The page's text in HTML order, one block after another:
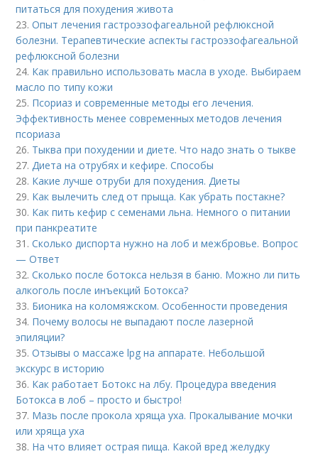
питаться для похудения живота
23.Опыт лечения гастроэзофагеальной рефлюксной
болезни. Терапевтические аспекты гастроэзофагеальной
рефлюксной болезни
24. Как правильно использовать масла в уходе. Выбираем
масло по типу кожи
25. Псориаз и современные методы его лечения.
Эффективность менее современных методов лечения
псориаза
26. Тыква при похудении и диете. Что надо знать о тыкве
27.Диета на отрубях и кефире. Способы
28. Какие лучше отруби для похудения. Диеты
29. Как вылечить след от прыща. Как убрать постакне?
30. Как пить кефир с семенами льна. Немного о питании
при панкреатите
31.Сколько диспорта нужно на лоб и межбровье. Вопрос
— Ответ
32.Сколько после ботокса нельзя в баню. Можно ли пить
алкоголь после инъекций Ботокса?
33. Бионика на коломяжском. Особенности проведения
34. Почему волосы не выпадают после лазерной
эпиляции?
35.Отзывы о массаже lpg на аппарате. Небольшой
экскурс в историю
36. Как работает Ботокс на лбу. Процедура введения
Ботокса в лоб – просто и быстро!
37. Мазь после прокола хряща уха. Прокалывание мочки
или хряща уха
38. На что влияет острая пища. Какой вред желудку